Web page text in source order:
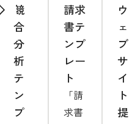
次へ競
合
分
析
テ
ン
プ
請求
書テ
ンプ
レー
ト
「請
求書
ウ
ェ
ブ
サ
イ
ト
提